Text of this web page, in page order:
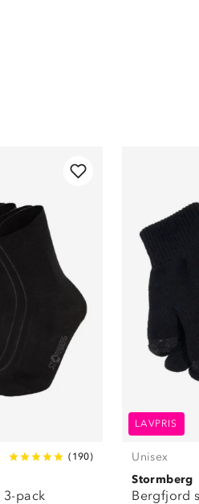
( 190)
3-pack
LAVPRIS
Unisex
Stormberg
Bergfjord